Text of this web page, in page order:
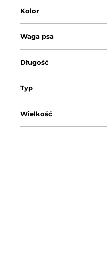
Kolor
Waga psa
Długość
Typ
Wielkość